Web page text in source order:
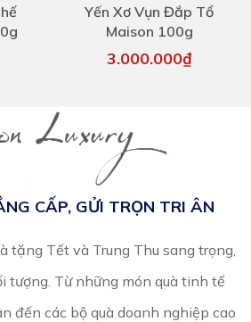
Yến Xơ Vụn Đắp Tổ
Maison 100g
3.000.000₫
CẤP, GỬI TRỌN TRI ÂN
tặng Tết và Trung Thu sang trọng,
tượng. Từ những món quà tinh tế
đến các bộ quà doanh nghiệp cao